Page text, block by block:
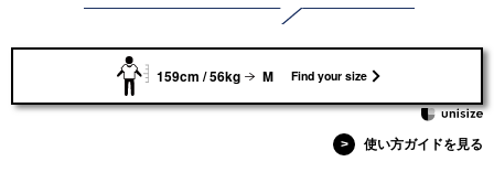
159cm / 56kg M Find your size
> 使い方ガイドを見る